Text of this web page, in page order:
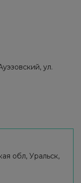
ул.
обл, Уральск,